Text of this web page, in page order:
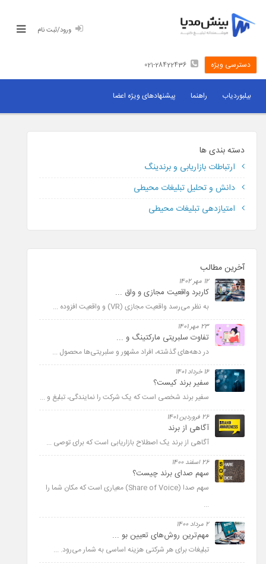
ورود/ثبت نام
دسترسی ویژه 021-28422436
قیمت بیلبورد
برای صاحبان رسانه
بیلبوردیاب راهنما پیشنهادهای ویژه اعضا
دسته بندی ها
ارتباطات بازاریابی و برندینگ
دانش و تحلیل تبلیغات محیطی
امتیازدهی تبلیغات محیطی
آخرین مطالب
12 مهر 1402
کاربرد واقعیت مجازی و واق ...
به نظر می­‌رسد واقعیت مجازی (VR) و واقعیت افزوده ...
23 مهر 1401
تفاوت سلبریتی مارکتینگ و ...
در دهه­‌های گذشته، افراد مشهور و سلبریتی­‌ها محصول ...
16 خرداد 1401
سفیر برند کیست؟
سفیر برند شخصی است که یک شرکت را نمایندگی، تبلیغ و ...
26 فروردین 1401
آگاهی از برند
آگاهی از برند یک اصطلاح بازاریابی است که برای توصی ...
26 اسفند 1400
سهم صدای برند چیست؟
سهم صدا (Share of Voice) معیاری است که مکان شما را
...
2 مرداد 1400
مهم‌ترین روش‌های تعیین بو ...
تبلیغات برای هر شرکتی هزینه اساسی به شمار می­‌رود. ...